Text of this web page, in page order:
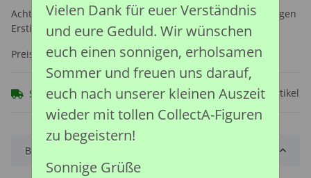
Achtung: Nicht geeignet für Kinder unter 36 Monaten, wegen
Erstickungsgefahr durch verschluckbare Kleinteile.
Preise nach Anmeldung sichtbar
Sofort verfügbar Frage zum Artikel
Beschreibung
Vielen Dank für euer Verständnis
und eure Geduld. Wir wünschen
euch einen sonnigen, erholsamen
Sommer und freuen uns darauf,
euch nach unserer kleinen Auszeit
wieder mit tollen CollectA-Figuren
zu begeistern!
Sonnige Grüße